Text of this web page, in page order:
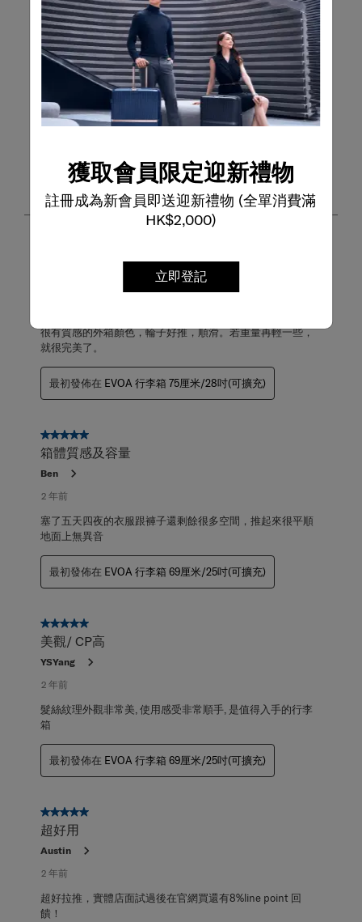
獲取會員限定迎新禮物
註冊成為新會員即送迎新禮物 (全單消費滿
HK$2,000)
立即登記
撰寫評論
新增評論將需要有效的電子郵件以進行驗證
篩選評論
搜尋主題和評論搜尋區域
篩選條件
最高至最低評級
第
論。
1 –第8項，共18項評論
很有質感的外箱顏色，輪子好推，順滑。若重量再輕一些，
就很完美了。
最初發佈在 EVOA 行李箱 75厘米/28吋(可擴充)
5星，共5星。
箱體質感及容量
Ben
2 年前
塞了五天四夜的衣服跟褲子還剩餘很多空間，推起來很平順
地面上無異音
最初發佈在 EVOA 行李箱 69厘米/25吋(可擴充)
5星，共5星。
美觀/ CP高
YSYang
2 年前
髮絲紋理外觀非常美, 使用感受非常順手, 是值得入手的行李
箱
最初發佈在 EVOA 行李箱 69厘米/25吋(可擴充)
5星，共5星。
超好用
Austin
2 年前
超好拉推，實體店面試過後在官網買還有8%line point 回
饋！